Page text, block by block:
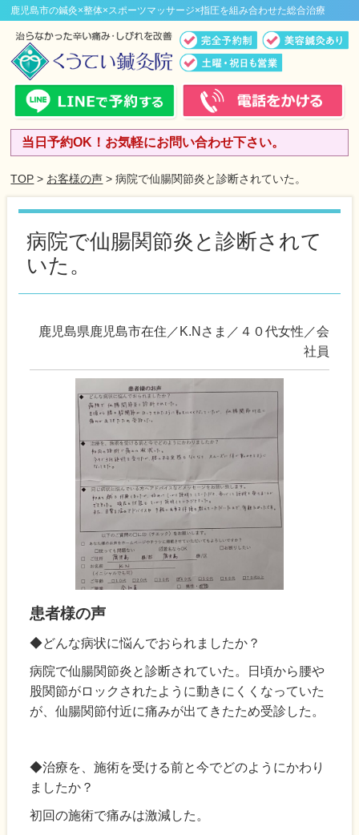
鹿児島市の鍼灸×整体×スポーツマッサージ×指圧を組み合わせた総合治療
当日予約OK！お気軽にお問い合わせ下さい。
TOP > お客様の声 > 病院で仙腸関節炎と診断されていた。
病院で仙腸関節炎と診断されて
いた。
鹿児島県鹿児島市在住／K.Nさま／４０代女性／会
社員
患者様の声
◆どんな病状に悩んでおられましたか？
病院で仙腸関節炎と診断されていた。日頃から腰や
股関節がロックされたように動きにくくなっていた
が、仙腸関節付近に痛みが出てきたため受診した。
◆治療を、施術を受ける前と今でどのようにかわり
ましたか？
初回の施術で痛みは激減した。